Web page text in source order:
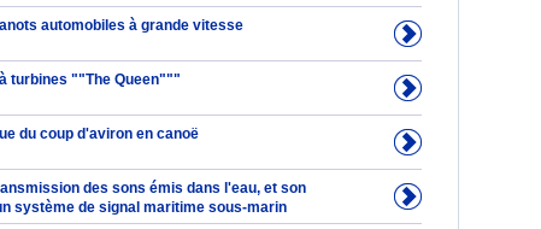
automobiles à grande vitesse
turbines ""The Queen"""
du coup d'aviron en canoë
des sons émis dans l'eau, et son
système de signal maritime sous-marin